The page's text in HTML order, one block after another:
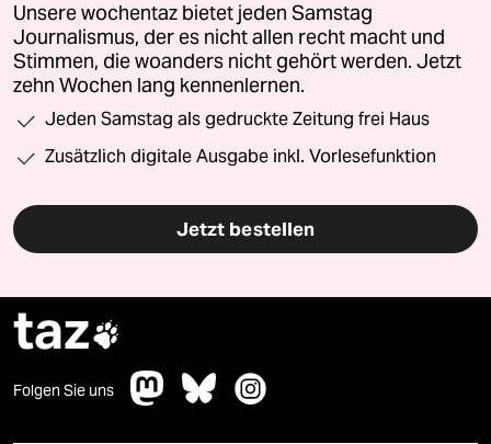
Unsere wochentaz bietet jeden Samstag
Journalismus, der es nicht allen recht macht und
Stimmen, die woanders nicht gehört werden. Jetzt
zehn Wochen lang kennenlernen.
Jeden Samstag als gedruckte Zeitung frei Haus
Zusätzlich digitale Ausgabe inkl. Vorlesefunktion
Jetzt bestellen
taz
Folgen Sie uns